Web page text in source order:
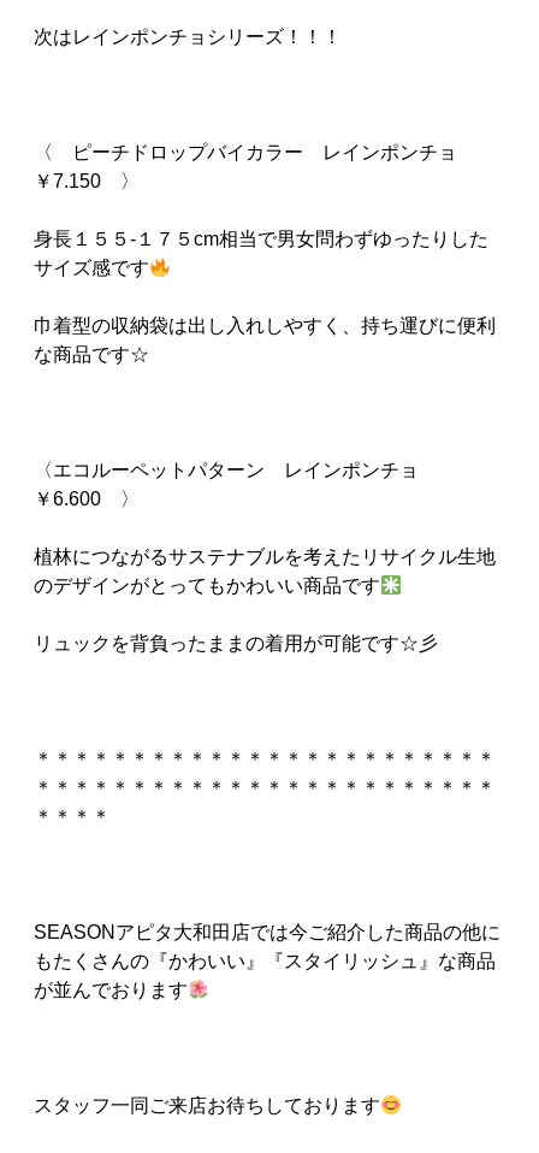
次はレインポンチョシリーズ！！！
〈 ピーチドロップバイカラー レインポンチョ
￥7.150 〉
身長１５５-１７５cm相当で男女問わずゆったりした
サイズ感です
巾着型の収納袋は出し入れしやすく、持ち運びに便利
な商品です☆
〈エコルーペットパターン レインポンチョ
￥6.600 〉
植林につながるサステナブルを考えたリサイクル生地
のデザインがとってもかわいい商品です
リュックを背負ったままの着用が可能です☆彡
＊＊＊＊＊＊＊＊＊＊＊＊＊＊＊＊＊＊＊＊＊＊＊＊
＊＊＊＊＊＊＊＊＊＊＊＊＊＊＊＊＊＊＊＊＊＊＊＊
＊＊＊＊
SEASONアピタ大和田店では今ご紹介した商品の他に
もたくさんの『かわいい』『スタイリッシュ』な商品
が並んでおります
スタッフ一同ご来店お待ちしております